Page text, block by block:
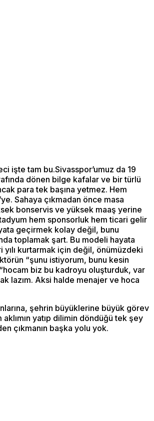
işte tam bu.Sivasspor’umuz da 19
dönen bilge kafalar ve bir türlü
para tek başına yetmez. Hem
Sahaya çıkmadan önce masa
bonservis ve yüksek maaş yerine
hem sponsorluk hem ticari gelir
geçirmek kolay değil, bunu
toplamak şart. Bu modeli hayata
kurtarmak için değil, önümüzdeki
“şunu istiyorum, bunu kesin
biz bu kadroyu oluşturduk, var
lazım. Aksi halde menajer ve hoca
şehrin büyüklerine büyük görev
yatıp dilimin döndüğü tek şey
çıkmanın başka yolu yok.